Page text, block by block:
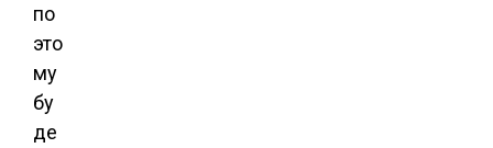
по
это
му
бу
де